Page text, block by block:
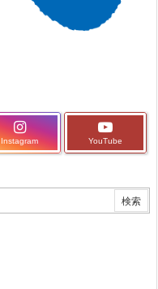
Instagram YouTube